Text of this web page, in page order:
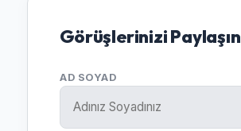
Görüşlerinizi Paylaşın
AD SOYAD